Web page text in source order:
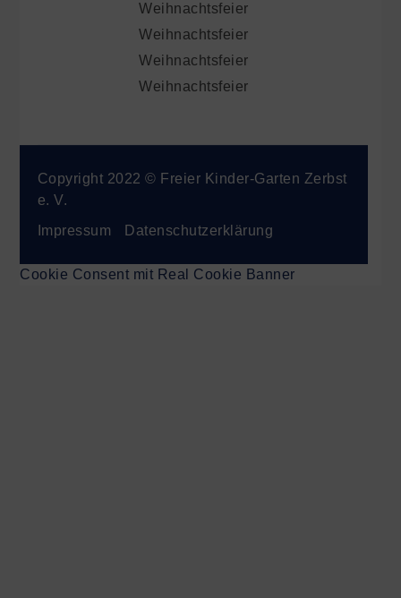
Weihnachtsfeier
Weihnachtsfeier
Weihnachtsfeier
Weihnachtsfeier
Copyright 2022 © Freier Kinder-Garten Zerbst
e. V.
Impressum
Datenschutzerklärung
Cookie Consent mit Real Cookie Banner